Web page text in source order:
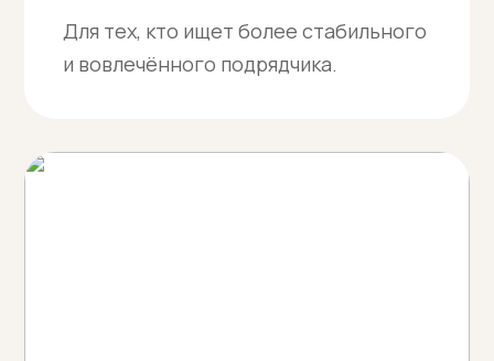
Для тех, кто ищет более стабильного
и вовлечённого подрядчика.